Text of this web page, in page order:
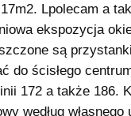
Lpolecam a
ekspozycja
są
do ścisłego
172 a także 186.
według własnego